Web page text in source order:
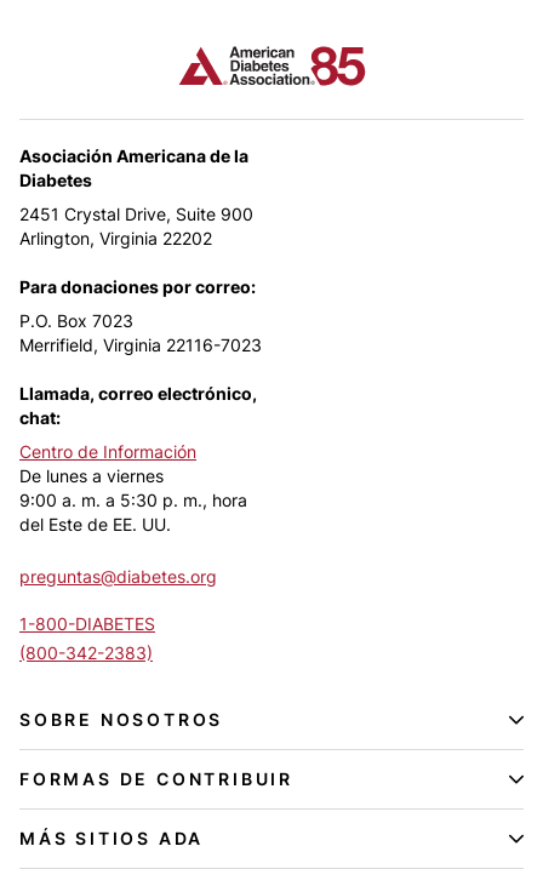
Asociación Americana de la
Diabetes
2451 Crystal Drive, Suite 900
Arlington, Virginia 22202
Para donaciones por correo:
P.O. Box 7023
Merrifield, Virginia 22116-7023
Llamada, correo electrónico,
chat:
Centro de Información
De lunes a viernes
9:00 a. m. a 5:30 p. m., hora
del Este de EE. UU.
preguntas@diabetes.org
1-800-DIABETES
(800-342-2383)
SOBRE NOSOTROS
FORMAS DE CONTRIBUIR
MÁS SITIOS ADA